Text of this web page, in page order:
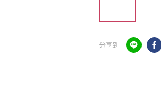
分享到